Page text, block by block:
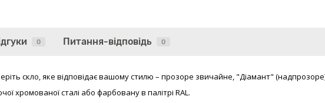
0 Питання-відповідь 0
скло, яке відповідає вашому стилю – прозоре звичайне, "Діамант"
хромованої сталі або фарбовану в палітрі RAL.